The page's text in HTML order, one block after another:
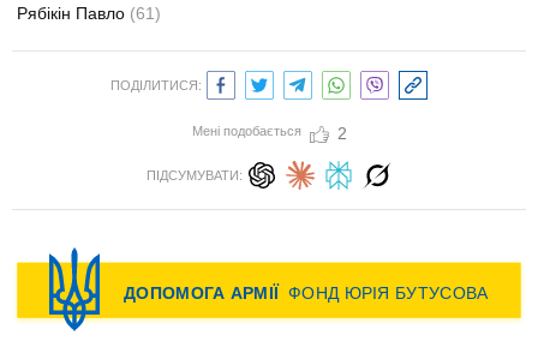
Рябікін Павло (61)
ПОДІЛИТИСЯ:
Мені подобається 2
ПІДСУМУВАТИ: